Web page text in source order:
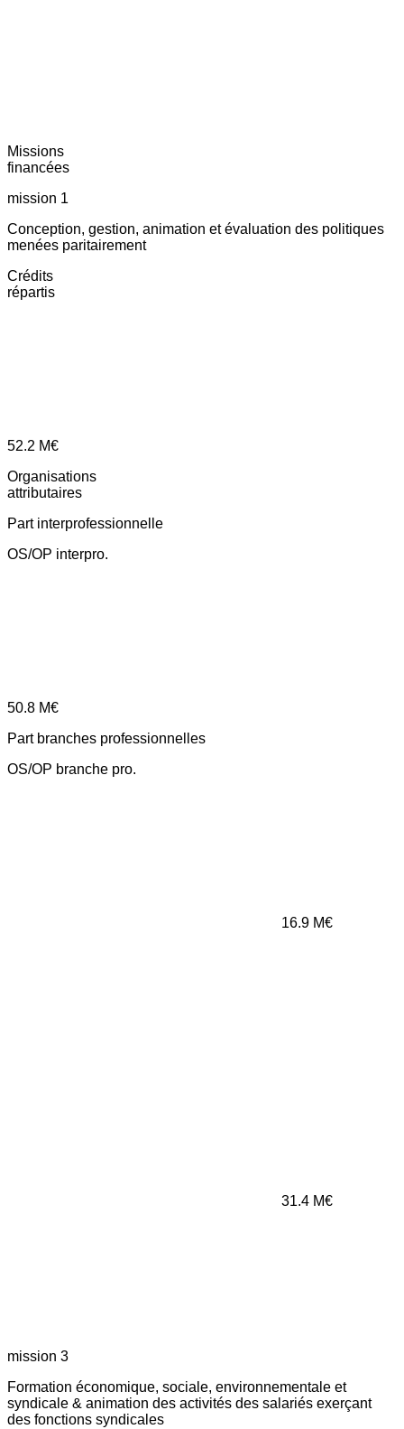
Missions
financées
mission 1
Conception, gestion, animation et évaluation des politiques
menées paritairement
Crédits
répartis
52.2 M€
Organisations
attributaires
Part interprofessionnelle
OS/OP interpro.
50.8 M€
Part branches professionnelles
OS/OP branche pro.
16.9 M€
31.4 M€
mission 3
Formation économique, sociale, environnementale et
syndicale & animation des activités des salariés exerçant
des fonctions syndicales